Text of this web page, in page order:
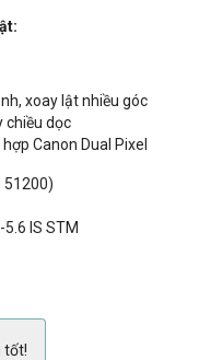
xoay lật nhiều góc
chiều dọc
Canon Dual Pixel
51200)
IS STM
tốt!